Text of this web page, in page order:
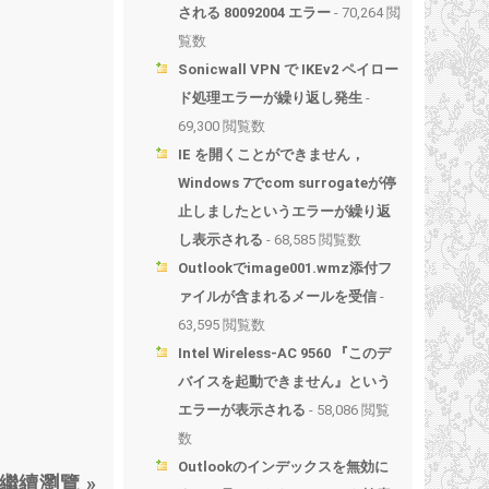
續瀏覽 »
される 80092004 エラー - 70,264 閲
覧数
Sonicwall VPN で IKEv2 ペイロー
ド処理エラーが繰り返し発生 -
69,300 閲覧数
IE を開くことができません，
Windows 7でcom surrogateが停
止しましたというエラーが繰り返
し表示される - 68,585 閲覧数
Outlookでimage001.wmz添付フ
ァイルが含まれるメールを受信 -
63,595 閲覧数
Intel Wireless-AC 9560 『このデ
バイスを起動できません』という
エラーが表示される - 58,086 閲覧
数
Outlookのインデックスを無効に